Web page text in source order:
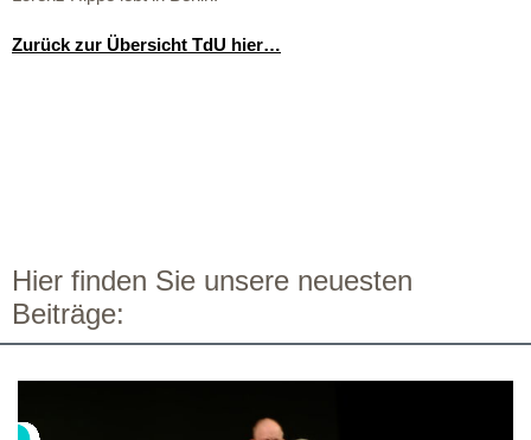
Zurück zur Übersicht TdU hier…
Hier finden Sie unsere neuesten
Beiträge: